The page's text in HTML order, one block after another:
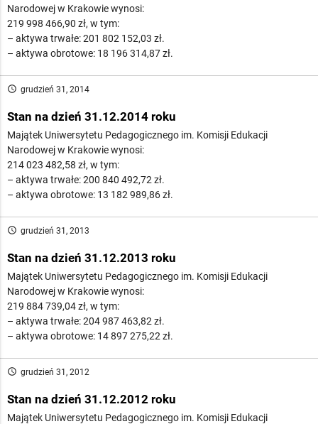
Narodowej w Krakowie wynosi:
219 998 466,90 zł, w tym:
– aktywa trwałe: 201 802 152,03 zł.
– aktywa obrotowe: 18 196 314,87 zł.
access_time grudzień 31, 2014
Stan na dzień 31.12.2014 roku
Majątek Uniwersytetu Pedagogicznego im. Komisji Edukacji
Narodowej w Krakowie wynosi:
214 023 482,58 zł, w tym:
– aktywa trwałe: 200 840 492,72 zł.
– aktywa obrotowe: 13 182 989,86 zł.
access_time grudzień 31, 2013
Stan na dzień 31.12.2013 roku
Majątek Uniwersytetu Pedagogicznego im. Komisji Edukacji
Narodowej w Krakowie wynosi:
219 884 739,04 zł, w tym:
– aktywa trwałe: 204 987 463,82 zł.
– aktywa obrotowe: 14 897 275,22 zł.
access_time grudzień 31, 2012
Stan na dzień 31.12.2012 roku
Majątek Uniwersytetu Pedagogicznego im. Komisji Edukacji